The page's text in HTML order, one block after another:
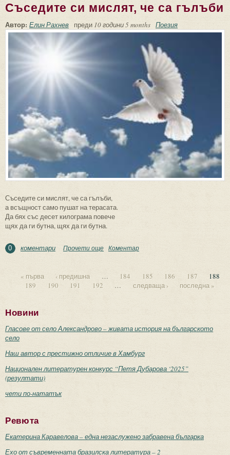
Съседите си мислят, че са гълъби
Автор: Елин Рахнев преди 10 години 5 months Поезия
Съседите си мислят, че са гълъби,
а всъщност само пушат на терасата.
Да бях със десет килограма повече
щях да ги бутна, щях да ги бутна.
0 коментари Прочети още about Съседите си мислят, че са гълъби
Коментар
« първа ‹ предишна … 184 185 186 187
188
189
190 191 192 … следваща › последна »
Новини
Гласове от село Александрово – живата история на българското
село
Наш автор с престижно отличие в Хамбург
Национален литературен конкурс “Петя Дубарова ‘2025”
(резултати)
чети по-нататък
Ревюта
Екатерина Каравелова – една незаслужено забравена българка
Ехо от съвременната бразилска литература – 2